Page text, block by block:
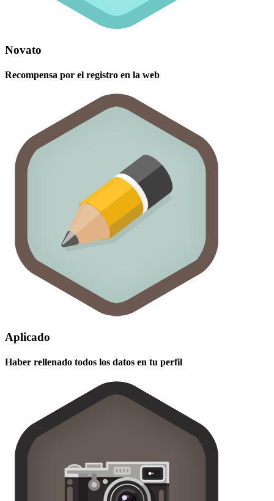
Novato
Recompensa por el registro en la web
Aplicado
Haber rellenado todos los datos en tu perfil